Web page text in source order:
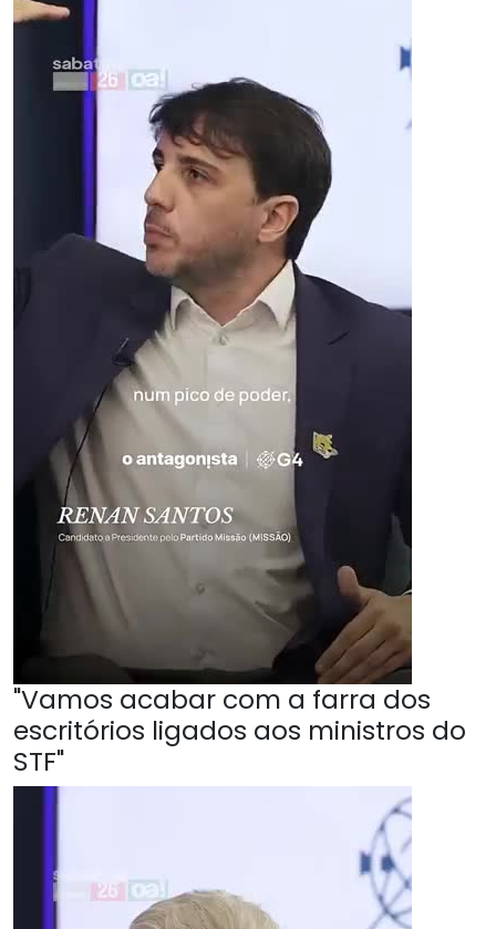
"Vamos acabar com a farra dos
escritórios ligados aos ministros do
STF"